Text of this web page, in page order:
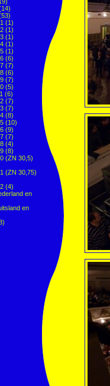
(1)
(1)
(1)
(1)
(1)
(6)
(7)
(6)
(7)
(5)
(6)
(7)
(7)
(8)
(10)
(9)
(7)
(4)
(8)
(ZN 30,5)
(ZN 30,75)
(4)
en
en